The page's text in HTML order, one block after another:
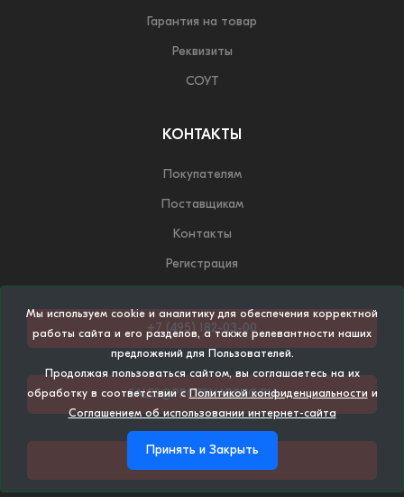
Мы используем cookie и аналитику для обеспечения корректной
работы сайта и его разделов, а также релевантности наших
предложений для Пользователей.
Продолжая пользоваться сайтом, вы соглашаетесь на их
обработку в соответствии сПолитикой конфиденциальности и
Соглашением об использовании интернет-сайта
Принять и Закрыть
Гарантия на товар
Реквизиты
СОУТ
КОНТАКТЫ
Покупателям
Поставщикам
Контакты
Регистрация
+7 (495) 182-03-00
SALES@PROFSNABENG.RU
НАПИСАТЬ